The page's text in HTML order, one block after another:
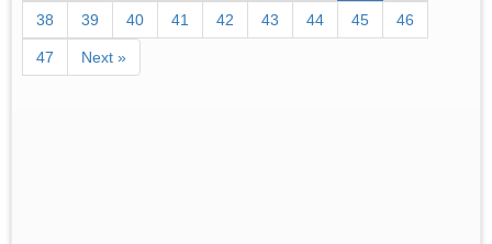
38 39 40 41 42 43 44 45 46
47 Next »